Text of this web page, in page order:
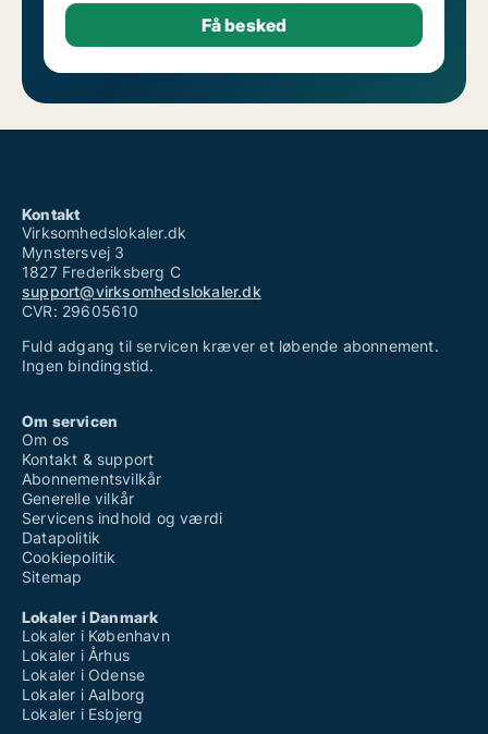
Kontakt
Virksomhedslokaler.dk
Mynstersvej 3
1827 Frederiksberg C
support@virksomhedslokaler.dk
CVR: 29605610
Fuld adgang til servicen kræver et løbende abonnement.
Ingen bindingstid.
Om servicen
Om os
Kontakt & support
Abonnementsvilkår
Generelle vilkår
Servicens indhold og værdi
Datapolitik
Cookiepolitik
Sitemap
Lokaler i Danmark
Lokaler i København
Lokaler i Århus
Lokaler i Odense
Lokaler i Aalborg
Lokaler i Esbjerg